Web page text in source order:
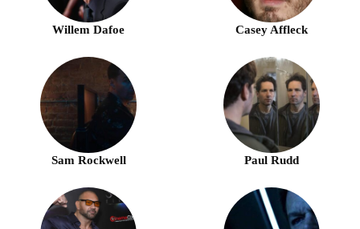
Willem Dafoe Casey Affleck
Sam Rockwell Paul Rudd